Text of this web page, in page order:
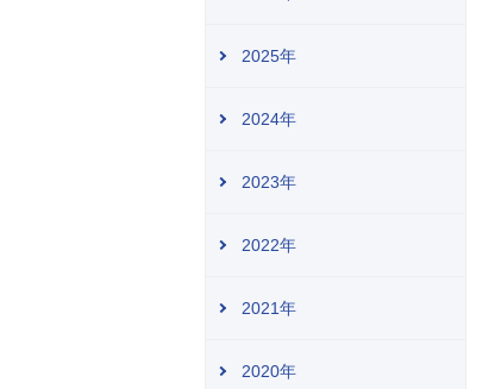
2025年
2024年
2023年
2022年
2021年
2020年